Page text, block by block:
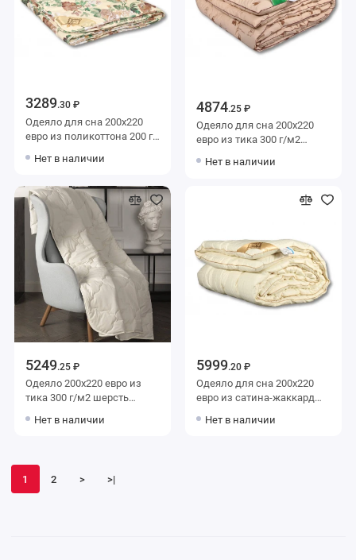
3289.30 ₽
Одеяло для сна 200х220
евро из поликоттона 200 г/
силиконизированное
Нет в наличии
4874.25 ₽
Одеяло для сна 200х220
евро из тика 300 г/м2
силиконизированное
Нет в наличии
5249.25 ₽
Одеяло 200х220 евро из
тика 300 г/м2 шерсть
Нет в наличии
5999.20 ₽
Одеяло для сна 200х220
евро из сатина-жаккард
силиконизированное
Нет в наличии
1 2 > >|